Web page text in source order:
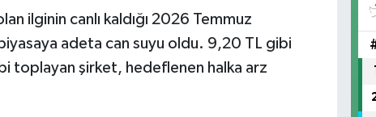
ilginin canlı kaldığı 2026 Temmuz
adeta can suyu oldu. 9,20 TL gibi
toplayan şirket, hedeflenen halka arz
1